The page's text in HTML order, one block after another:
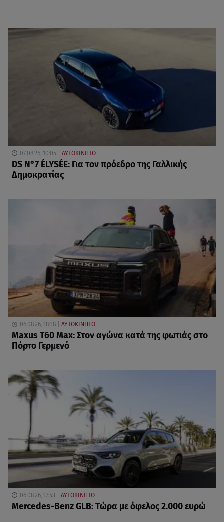
07.08.26, 10:05 ΑΥΤΟΚΙΝΗΤΟ
DS N°7 ÉLYSÉE: Για τον πρόεδρο της Γαλλικής
Δημοκρατίας
06.08.26, 18:38 ΑΥΤΟΚΙΝΗΤΟ
Maxus T60 Max: Στον αγώνα κατά της φωτιάς στο
Πόρτο Γερμενό
06.08.26, 17:53 ΑΥΤΟΚΙΝΗΤΟ
Mercedes-Benz GLB: Τώρα με όφελος 2.000 ευρώ